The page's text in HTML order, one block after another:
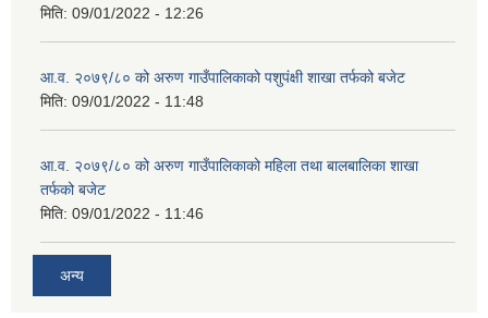
मिति: 09/01/2022 - 12:26
आ.व. २०७९/८० को अरुण गाउँपालिकाको पशुपंक्षी शाखा तर्फको बजेट
मिति: 09/01/2022 - 11:48
आ.व. २०७९/८० को अरुण गाउँपालिकाको महिला तथा बालबालिका शाखा
तर्फको बजेट
मिति: 09/01/2022 - 11:46
अन्य